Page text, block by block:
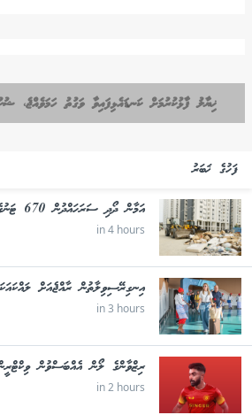
ޚިޔާލު ފާޅުކުރުމަށް ކަނޑައެޅިފައިވާ ވަގުތު ހަމަވެއްޖެ،
ފަހުގެ ޚަބަރު
އަމާން ދޯދި ސަރަހައްދުން 670 ޓަނުގެ ކުނި ނަގައިފި
in 4 hours
އިނގިރޭސިވިލާތުން ރާއްޖެއަށް
in 3 hours
ރިޒްވާންގެ ލޯން އެއްބަސްވުން
in 2 hours